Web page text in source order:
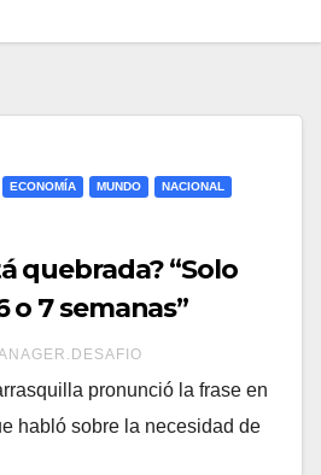
ECONOMÍA MUNDO NACIONAL
quebrada? “Solo
o 7 semanas”
pronunció la frase en
habló sobre la necesidad de